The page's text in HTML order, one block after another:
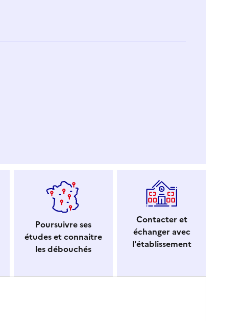
Poursuivre ses
études et connaitre
les débouchés
Contacter et
échanger avec
l'établissement